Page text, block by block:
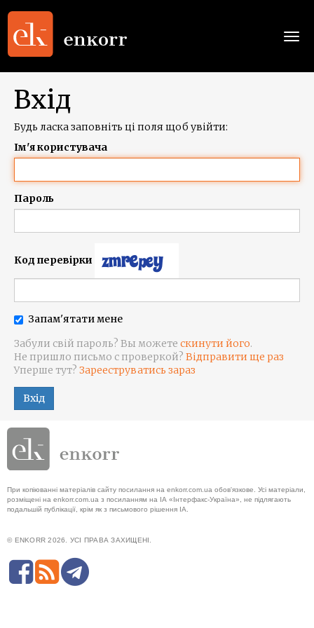
Вхід
Будь ласка заповніть ці поля щоб увійти:
Ім'я користувача
Пароль
Код перевірки
Запам'ятати мене
Забули свій пароль? Вы можете скинути його.
Не пришло письмо с проверкой? Відправити ще раз
Уперше тут? Зарееструватись зараз
Вхід
При копіюванні матеріалів сайту посилання на enkorr.com.ua обов'язкове. Усі матеріали,
розміщені на enkorr.com.ua з посиланням на ІА «Інтерфакс-Україна», не підлягають
подальшій публікації, крім як з письмового рішення ІА.
© ENKORR 2026. УСІ ПРАВА ЗАХИЩЕНІ.